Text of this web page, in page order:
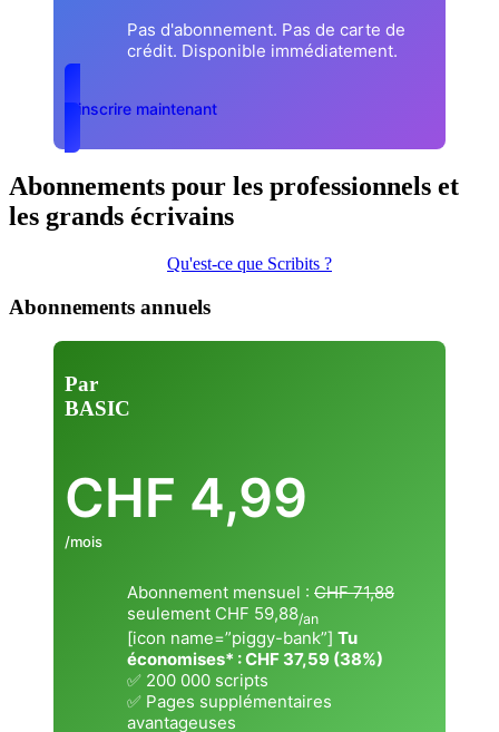
Pas d'abonnement. Pas de carte de
crédit. Disponible immédiatement.
S'inscrire maintenant
Abonnements pour les professionnels et
les grands écrivains
Qu'est-ce que Scribits ?
Abonnements annuels
Par
BASIC
CHF 4,99
/mois
Abonnement mensuel : CHF 71,88
seulement CHF 59,88/an
[icon name=”piggy-bank”] Tu
économises* : CHF 37,59 (38%)
✅ 200 000 scripts
✅ Pages supplémentaires
avantageuses